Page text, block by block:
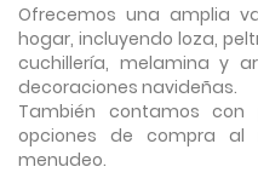
Ofrecemos una amplia
hogar, incluyendo loza,
cuchillería, melamina y
decoraciones navideñas.
También contamos
opciones de compra al
menudeo.